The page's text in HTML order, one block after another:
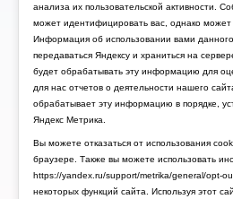
анализа их пользовательской активности.
может идентифицировать вас, однако
Информация об использовании вами
передаваться Яндексу и храниться на
будет обрабатывать эту информацию для
для нас отчетов о деятельности нашего
обрабатывает эту информацию в порядке,
Яндекс Метрика.
Вы можете отказаться от использования
браузере. Также вы можете использовать
https://yandex.ru/support/metrika/general/opt-
некоторых функций сайта. Используя этот